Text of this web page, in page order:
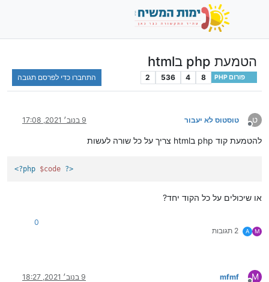
הטמעת php בhtml
פורום PHP 8
4
536
2 התחברו כדי לפרסם תגובה
ט
מנותק
טוסטוס לא יעבור 9 בנוב׳ 2021, 17:08
להטמעת קוד php בhtml צריך על כל שורה לעשות
<?php $code ?>
או שיכולים על כל הקוד יחד?
M
A 2 תגובות
0
M
mfmf 9 בנוב׳ 2021, 18:27